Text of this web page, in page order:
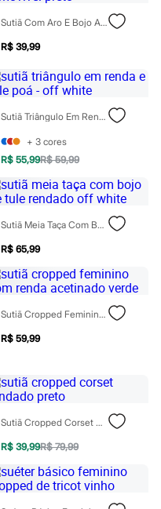
Sutiã Com Aro E Bojo Alça Removível Preto
R$ 39,99
Sutiã Triângulo Em Renda E Tule Poá - Off White
+ 3 cores
R$ 55,99R$ 59,99
Sutiã Meia Taça Com Bojo De Tule Rendado Off White
R$ 65,99
Sutiã Cropped Feminino Com Renda Acetinado Verde
R$ 59,99
Sutiã Cropped Corset Rendado Preto
R$ 39,99R$ 79,99